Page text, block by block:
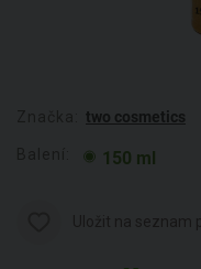
two cosmetics
150 ml